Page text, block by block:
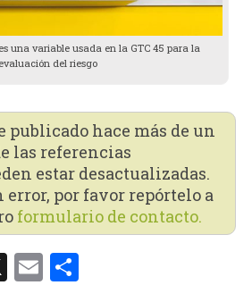
una variable usada en la GTC 45 para la
evaluación del riesgo
publicado hace más de un
las referencias
estar desactualizadas.
error, por favor repórtelo a
formulario de contacto.
X EmailCompartir